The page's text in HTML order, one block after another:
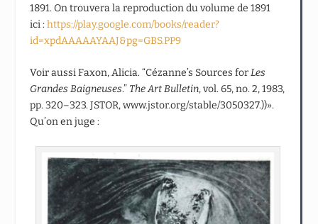
1891. On trouvera la reproduction du volume de 1891
ici :https://play.google.com/books/reader?
id=xpdAAAAAYAAJ&pg=GBS.PP9
Voir aussi Faxon, Alicia. “Cézanne’s Sources forLes
Grandes Baigneuses.” The Art Bulletin, vol. 65, no. 2, 1983,
pp. 320–323. JSTOR, www.jstor.org/stable/3050327.))».
Qu’on en juge :